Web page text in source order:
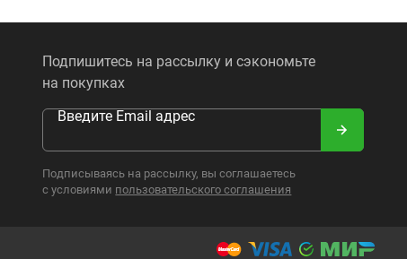
Подпишитесь на рассылку и сэкономьте
на покупках
Введите Email адрес
Подписываясь на рассылку, вы соглашаетесь
с условиями пользовательского соглашения